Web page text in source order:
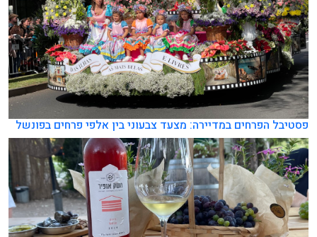
פסטיבל הפרחים במדיירה: מצעד צבעוני בין אלפי פרחים בפונשל